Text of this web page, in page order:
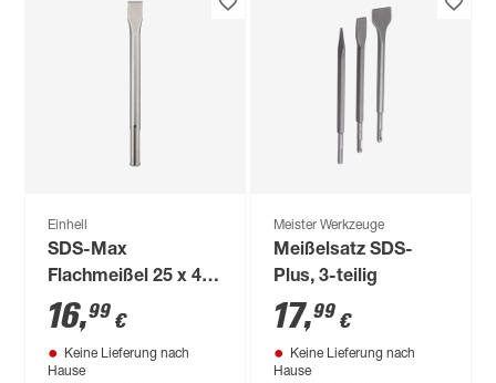
Einhell
SDS-Max
Flachmeißel 25 x 400
mm PRE
16,99 €
Keine Lieferung nach
Hause
Meister Werkzeuge
Meißelsatz SDS-
Plus, 3-teilig
17,99 €
Keine Lieferung nach
Hause